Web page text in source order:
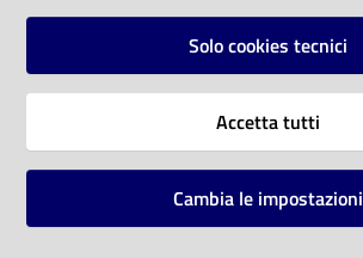
Vai alla pagina
Mappa del sito
Solo cookies tecnici
Accetta tutti
Cambia le impostazioni